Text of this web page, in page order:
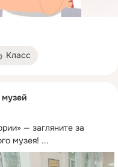
Класс
— загляните за
музея! ...